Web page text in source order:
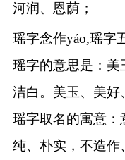
河润、恩荫；
瑶字念作yáo,瑶字
瑶字的意思是：美
洁白。美玉、美好
瑶字取名的寓意：
纯、朴实，不造作